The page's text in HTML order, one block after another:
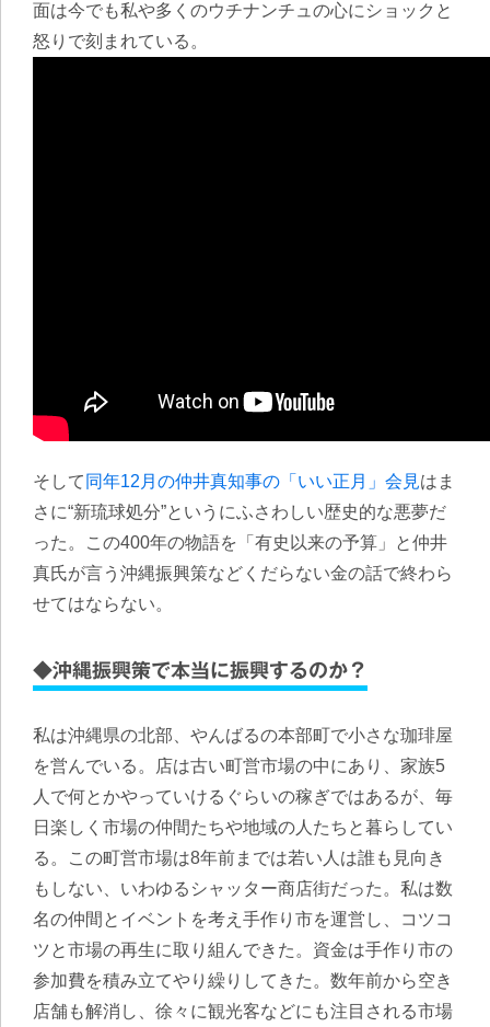
面は今でも私や多くのウチナンチュの心にショックと
怒りで刻まれている。
そして 同年12月の仲井真知事の「いい正月」会見は ま
さに“新琉球処分”というにふさわしい歴史的な悪夢だ
った 。この400年の物語を「有史以来の予算」と仲井
真氏が言う沖縄振興策などくだらない金の話で終わら
せてはならない。
◆沖縄振興策で本当に振興するのか？
私は沖縄県の北部、やんばるの本部町で小さな珈琲屋
を営んでいる。店は古い町営市場の中にあり、家族5
人で何とかやっていけるぐらいの稼ぎではあるが、毎
日楽しく市場の仲間たちや地域の人たちと暮らしてい
る。この町営市場は8年前までは若い人は誰も見向き
もしない、いわゆるシャッター商店街だった。私は数
名の仲間とイベントを考え手作り市を運営し、コツコ
ツと市場の再生に取り組んできた。資金は手作り市の
参加費を積み立てやり繰りしてきた。数年前から空き
店舗も解消し、徐々に観光客などにも注目される市場